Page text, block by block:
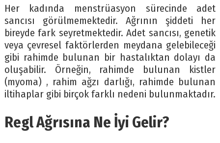
Her kadında menstrüasyon sürecinde adet
sancısı görülmemektedir. Ağrının şiddeti her
bireyde fark seyretmektedir. Adet sancısı, genetik
veya çevresel faktörlerden meydana gelebileceği
gibi rahimde bulunan bir hastalıktan dolayı da
oluşabilir. Örneğin, rahimde bulunan kistler
(myoma) , rahim ağzı darlığı, rahimde bulunan
iltihaplar gibi birçok farklı nedeni bulunmaktadır.
Regl Ağrısına Ne İyi Gelir?